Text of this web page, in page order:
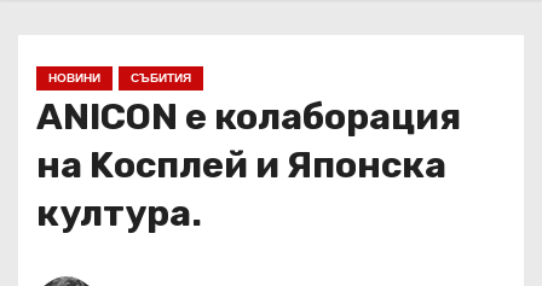
НОВИНИ СЪБИТИЯ
ANICON е колаборация
на Kосплей и Японска
култура.